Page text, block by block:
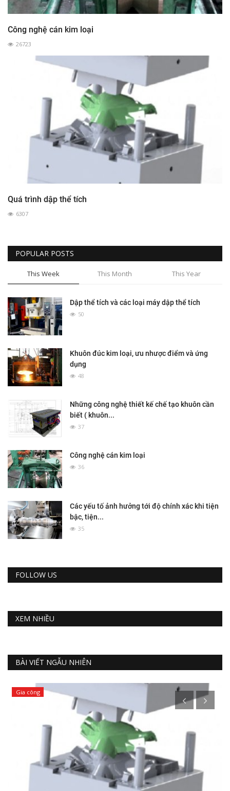
Công nghệ cán kim loại
26723
Quá trình dập thể tích
6307
POPULAR POSTS
This Week This Month This Year
Dập thể tích và các loại máy dập thể tích
50
Khuôn đúc kim loại, ưu nhược điểm và ứng
dụng
48
Những công nghệ thiết kế chế tạo khuôn cần
biết ( khuôn...
37
Công nghệ cán kim loại
36
Các yếu tố ảnh hưởng tới độ chính xác khi tiện
bậc, tiện...
35
FOLLOW US
XEM NHIỀU
BÀI VIẾT NGẪU NHIÊN
Gia công